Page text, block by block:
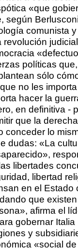
«que
según
comunista
revolución
políticas
sólo
no les
hacer la
en definitiva -
que la
conceder lo
dudas: «La
libertades
libertad
en el Estado
que
afirma el
gobernar
y
«social